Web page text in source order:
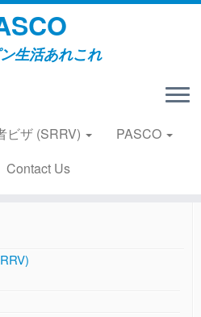
生活あれこれ
ビザ (SRRV)
PASCO
Contact Us